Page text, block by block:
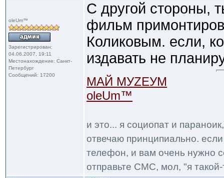
oleUm™
Зарегистрирован:
04.06.2007, 19:11
Местонахождение: Санкт-
Петербург
Сообщений: 17200
С другой стороны,
фильм
Коликовым. если,
издавать не
МАЙ МУZЕУМ
oleUm™
и это... я социопат и
отвечаю принципиально.
телефон, и вам очень нужно
отправьте СМС, мол, "я такой-